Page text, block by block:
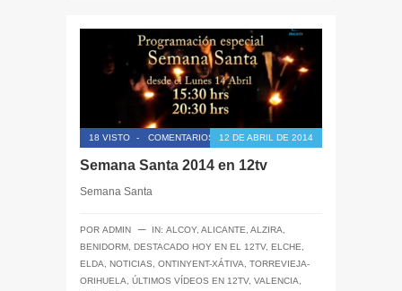
18 VISTO - COMENTARIOS CERRADOS12 DE ABRIL DE 2014
Semana Santa 2014 en 12tv
Semana Santa
POR ADMIN ─ IN: ALCOY, ALICANTE ALZIRA
BENIDORM DESTACADO HOY EN EL 12TV, ELCHE
ELDA
NOTICIAS ONTINYENT-XÁTIVA
TORREVIEJA-
ORIHUELA
ÚLTIMOS VÍDEOS EN 12TV, VALENCIA